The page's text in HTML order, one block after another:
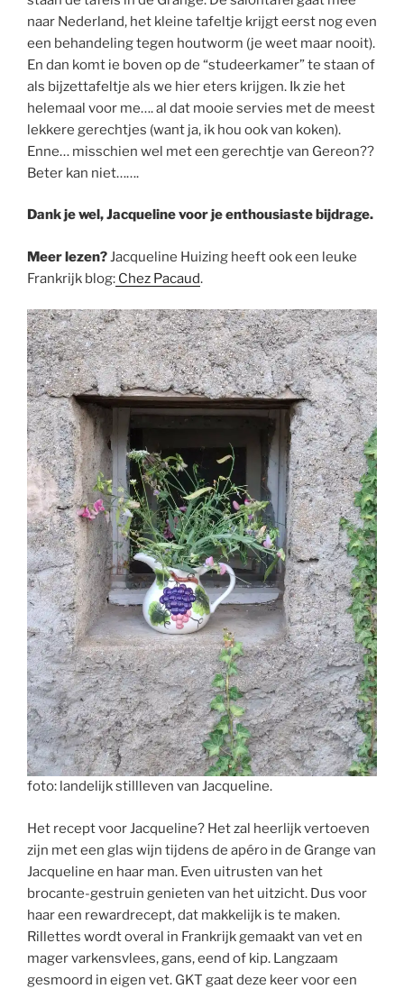
naar Nederland, het kleine tafeltje krijgt eerst nog even
een behandeling tegen houtworm (je weet maar nooit).
En dan komt ie boven op de “studeerkamer” te staan of
als bijzettafeltje als we hier eters krijgen. Ik zie het
helemaal voor me…. al dat mooie servies met de meest
lekkere gerechtjes (want ja, ik hou ook van koken).
Enne… misschien wel met een gerechtje van Gereon??
Beter kan niet…….
Dank je wel, Jacqueline voor je enthousiaste bijdrage.
Meer lezen?Jacqueline Huizing heeft ook een leuke
Frankrijk blog: Chez Pacaud.
foto: landelijk stillleven van Jacqueline.
Het recept voor Jacqueline? Het zal heerlijk vertoeven
zijn met een glas wijn tijdens de apéro in de Grange van
Jacqueline en haar man. Even uitrusten van het
brocante-gestruin genieten van het uitzicht. Dus voor
haar een rewardrecept, dat makkelijk is te maken.
Rillettes wordt overal in Frankrijk gemaakt van vet en
mager varkensvlees, gans, eend of kip. Langzaam
gesmoord in eigen vet. GKT gaat deze keer voor een